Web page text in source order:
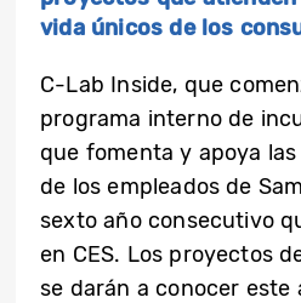
vida únicos de los
C-Lab Inside, que
programa interno de
que fomenta y apoya
de los empleados de
sexto año consecutivo
en CES. Los proyectos
se darán a conocer este